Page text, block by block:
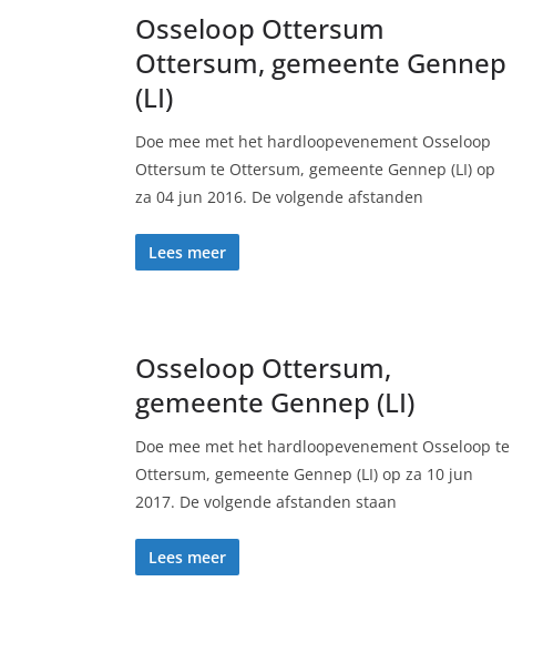
Osseloop Ottersum
Ottersum, gemeente Gennep
(LI)
Doe mee met het hardloopevenement Osseloop
Ottersum te Ottersum, gemeente Gennep (LI) op
za 04 jun 2016. De volgende afstanden
Lees meer
Osseloop Ottersum,
gemeente Gennep (LI)
Doe mee met het hardloopevenement Osseloop te
Ottersum, gemeente Gennep (LI) op za 10 jun
2017. De volgende afstanden staan
Lees meer